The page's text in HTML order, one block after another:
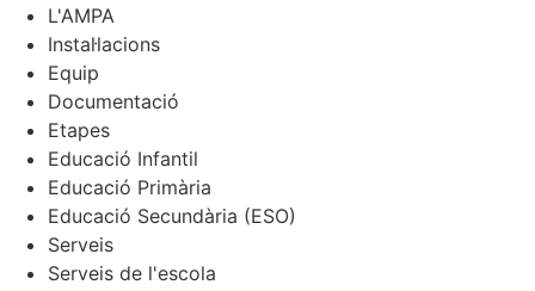
L'AMPA
Instal·lacions
Equip
Documentació
Etapes
Educació Infantil
Educació Primària
Educació Secundària (ESO)
Serveis
Serveis de l'escola